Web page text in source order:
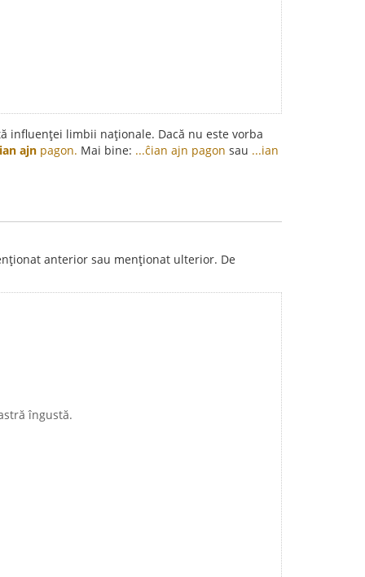
influenței limbii naționale. Dacă nu este vorba
ajn pagon. Mai bine: ...ĉian ajn pagon sau ...ian
anterior sau menționat ulterior. De
îngustă.